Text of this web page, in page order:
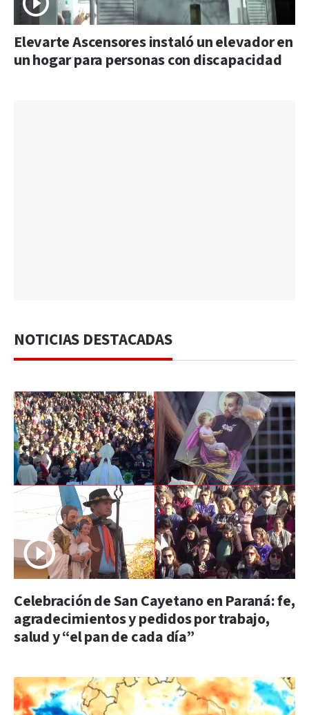
Elevarte Ascensores instaló un elevador en
un hogar para personas con discapacidad
NOTICIAS DESTACADAS
Celebración de San Cayetano en Paraná: fe,
agradecimientos y pedidos por trabajo,
salud y “el pan de cada día”